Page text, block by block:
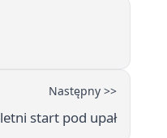
Następny >>
start pod upał